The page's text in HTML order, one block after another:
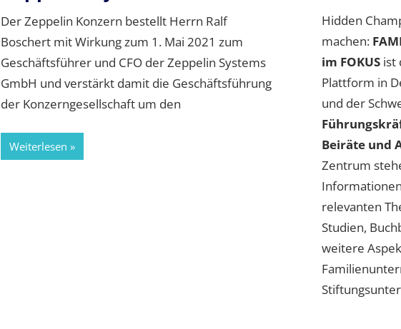
Der Zeppelin Konzern bestellt Herrn Ralf
Boschert mit Wirkung zum 1. Mai 2021 zum
Geschäftsführer und CFO der Zeppelin Systems
GmbH und verstärkt damit die Geschäftsführung
der Konzerngesellschaft um den
Weiterlesen
Hidden
machen:
im FOKUS ist
Plattform in
und der
Beiräte und
Zentrum
relevanten
Studien,
weitere